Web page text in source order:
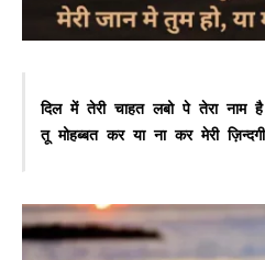
दिल में तेरी चाहत लबो पे तेरा नाम
तू मोहब्बत कर या ना कर मेरी